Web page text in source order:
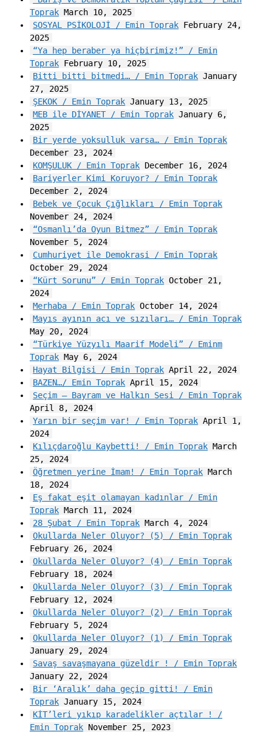
ToprakMarch 10, 2025
SOSYAL PSİKOLOJİ / Emin Toprak February 24,
2025
“Ya hep beraber ya hiçbirimiz!” / Emin
ToprakFebruary 10, 2025
Bitti bitti bitmedi… / Emin Toprak January
27, 2025
ŞEKOK / Emin Toprak January 13, 2025
MEB ile DİYANET / Emin Toprak January 6,
2025
Bir yerde yoksulluk varsa… / Emin Toprak
December 23, 2024
KOMŞULUK / Emin Toprak December 16, 2024
Bariyerler Kimi Koruyor? / Emin Toprak
December 2, 2024
Bebek ve Çocuk Çığlıkları / Emin Toprak
November 24, 2024
“Osmanlı’da Oyun Bitmez” / Emin Toprak
November 5, 2024
Cumhuriyet ile Demokrasi / Emin Toprak
October 29, 2024
“Kürt Sorunu” / Emin Toprak October 21,
2024
Merhaba / Emin Toprak October 14, 2024
Mayıs ayının acı ve sızıları… / Emin Toprak
May 20, 2024
“Türkiye Yüzyılı Maarif Modeli” / Eminm
ToprakMay 6, 2024
Hayat Bilgisi / Emin Toprak April 22, 2024
BAZEN…/ Emin Toprak April 15, 2024
Seçim – Bayram ve Halkın Sesi / Emin Toprak
April 8, 2024
Yarın bir seçim var! / Emin Toprak April 1,
2024
Kılıçdaroğlu Kaybetti! / Emin Toprak March
25, 2024
Öğretmen yerine İmam! / Emin Toprak March
18, 2024
Eş fakat eşit olamayan kadınlar / Emin
ToprakMarch 11, 2024
28 Şubat / Emin Toprak March 4, 2024
Okullarda Neler Oluyor? (5) / Emin Toprak
February 26, 2024
Okullarda Neler Oluyor? (4) / Emin Toprak
February 18, 2024
Okullarda Neler Oluyor? (3) / Emin Toprak
February 12, 2024
Okullarda Neler Oluyor? (2) / Emin Toprak
February 5, 2024
Okullarda Neler Oluyor? (1) / Emin Toprak
January 29, 2024
Savaş savaşmayana güzeldir ! / Emin Toprak
January 22, 2024
Bir ‘Aralık’ daha geçip gitti! / Emin
ToprakJanuary 15, 2024
KİT’leri yıkıp karadelikler açtılar ! /
Emin ToprakNovember 25, 2023